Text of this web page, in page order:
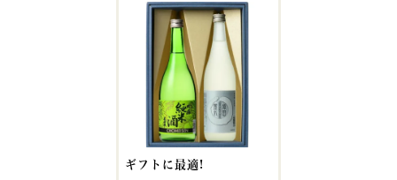
ギフトに最適!